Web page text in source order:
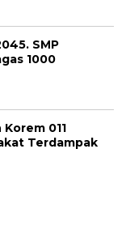
SMP
1000
011
Terdampak